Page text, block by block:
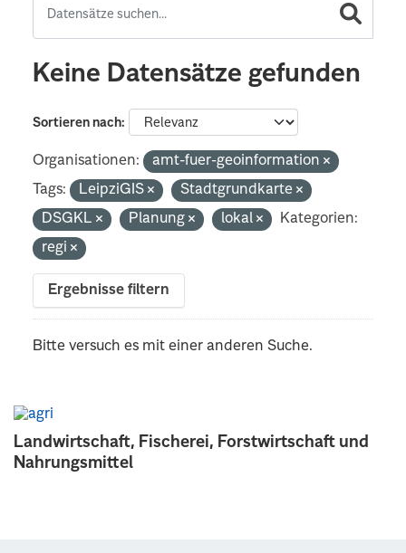
Landwirtschaft, Fischerei, Forstwirtschaft und
Nahrungsmittel
Keine Datensätze gefunden
Sortieren nach
Organisationen:
amt-fuer-geoinformation
Tags:
LeipziGIS
Stadtgrundkarte
DSGKL
Planung lokal
Kategorien:
regi
Ergebnisse filtern
Bitte versuch es mit einer anderen Suche.